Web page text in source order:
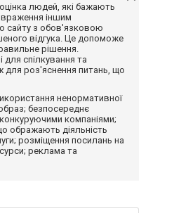
людей, які бажають
іншим
сайту з обов'язковою
відгука. Це допоможе
рішення.
для спілкування та
для роз'яснення питань, що
ненормативної
безпосереднє
компаніями;
ображають діяльність
розміщення посилань на
реклама та